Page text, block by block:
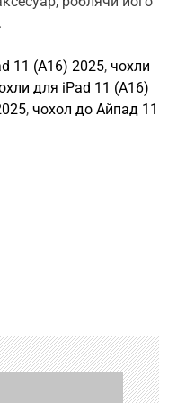
11 (A16) 2025, чохли
для iPad 11 (A16)
, чохол до Айпад 11